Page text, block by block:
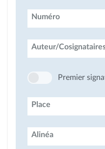
Numéro
Auteur/
Premier
Place
Alinéa